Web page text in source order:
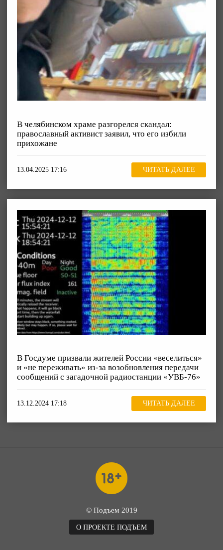
В челябинском храме разгорелся скандал:
православный активист заявил, что его избили
прихожане
13.04.2025 17:16 ЧИТАТЬ ДАЛЕЕ
В Госдуме призвали жителей России «веселиться»
и «не переживать» из-за возобновления передачи
сообщений с загадочной радиостанции «УВБ-76»
13.12.2024 17:18 ЧИТАТЬ ДАЛЕЕ
© Подъем 2019
О ПРОЕКТЕ ПОДЪЕМ